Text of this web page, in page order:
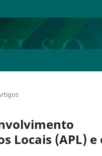
Locais (APL) e